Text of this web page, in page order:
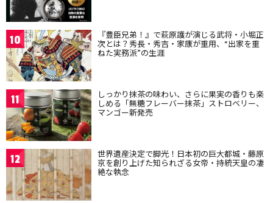
10 『豊臣兄弟！』で萩原護が演じる武将・小堀正
次とは？秀長・秀吉・家康が重用、“出家を重
ねた実務派”の生涯
11 しっかり抹茶の味わい、さらに果実の香りも楽
しめる「無糖フレーバー抹茶」ストロベリー、
マンゴー新発売
12 世界遺産決定で脚光！日本初の巨大都城・藤原
京を創り上げた知られざる女帝・持統天皇の凄
絶な執念